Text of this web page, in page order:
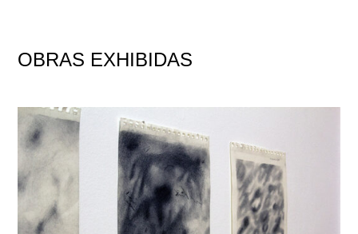
OBRAS EXHIBIDAS